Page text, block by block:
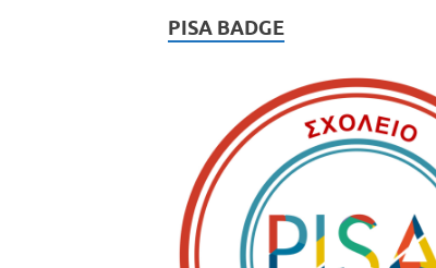
PISA BADGE